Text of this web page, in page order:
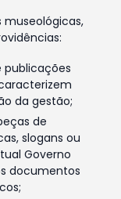
museológicas,
da gestão;
de
slogans ou
Governo
documentos